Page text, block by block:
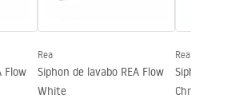
Flow
Rea
Siphon de lavabo REA Flow
White
Rea
Siphon de
Chrome